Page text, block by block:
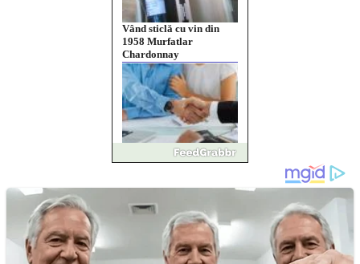
Vând sticlă cu vin din
1958 Murfatlar
Chardonnay
Împrumut si investitii